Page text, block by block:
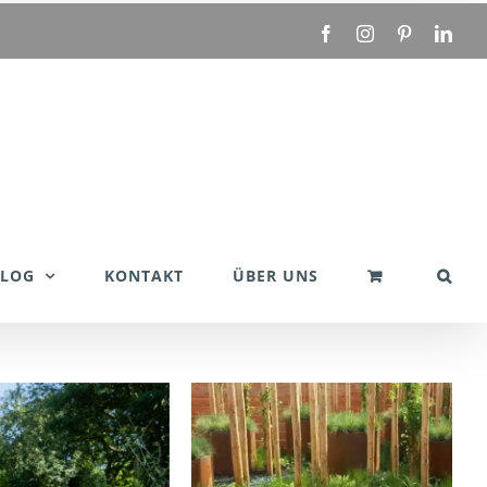
FacebookInstagramPinterest
KONTAKT ÜBER UNS